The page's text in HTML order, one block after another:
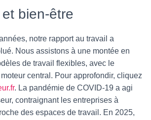
bien-être
notre rapport au travail a
Nous assistons à une montée en
de travail flexibles, avec le
central. Pour approfondir, cliquez
. La pandémie de COVID-19 a agi
contraignant les entreprises à
des espaces de travail. En 2025,